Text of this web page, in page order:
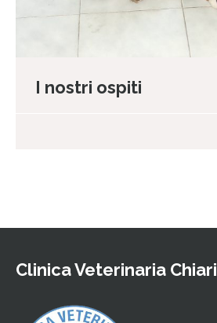
I nostri ospiti
Clinica Veterinaria Chiari